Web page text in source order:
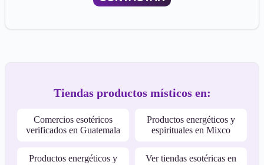
Tiendas productos místicos en:
Comercios esotéricos
verificados en Guatemala
Productos energéticos y
espirituales en Mixco
Productos energéticos y
Ver tiendas esotéricas en